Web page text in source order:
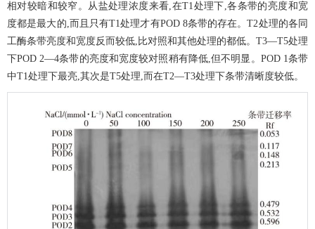
相对较暗和较窄。从盐处理浓度来看,在T1处理下,各条带的亮度和宽
度都是最大的,而且只有T1处理才有POD 8条带的存在。T2处理的各同
工酶条带亮度和宽度反而较低,比对照和其他处理的都低。T3—T5处理
下POD 2—4条带的亮度和宽度较对照稍有降低,但不明显。POD 1条带
中T1处理下最亮,其次是T5处理,而在T2—T3处理下条带清晰度较低。